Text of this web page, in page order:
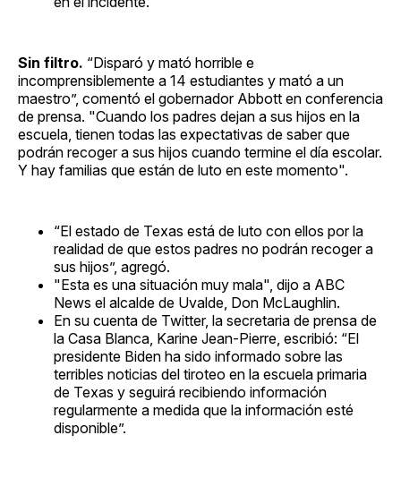
Sin filtro. “Disparó y mató horrible e
incomprensiblemente a 14 estudiantes y mató a un
maestro”, comentó el gobernador Abbott en conferencia
de prensa. "Cuando los padres dejan a sus hijos en la
escuela, tienen todas las expectativas de saber que
podrán recoger a sus hijos cuando termine el día escolar.
Y hay familias que están de luto en este momento".
“El estado de Texas está de luto con ellos por la
realidad de que estos padres no podrán recoger a
sus hijos”, agregó.
"Esta es una situación muy mala", dijo a ABC
News el alcalde de Uvalde, Don McLaughlin.
En su cuenta de Twitter, la secretaria de prensa de
la Casa Blanca, Karine Jean-Pierre, escribió: “El
presidente Biden ha sido informado sobre las
terribles noticias del tiroteo en la escuela primaria
de Texas y seguirá recibiendo información
regularmente a medida que la información esté
disponible”.